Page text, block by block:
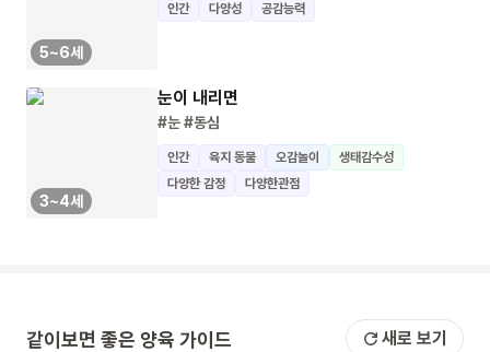
5~6세
인간 다양성 공감능력
3~4세
눈이 내리면
#눈#동심
인간 육지 동물 오감놀이
생태감수성
다양한 감정
다양한관점
같이보면 좋은 양육 가이드 새로 보기